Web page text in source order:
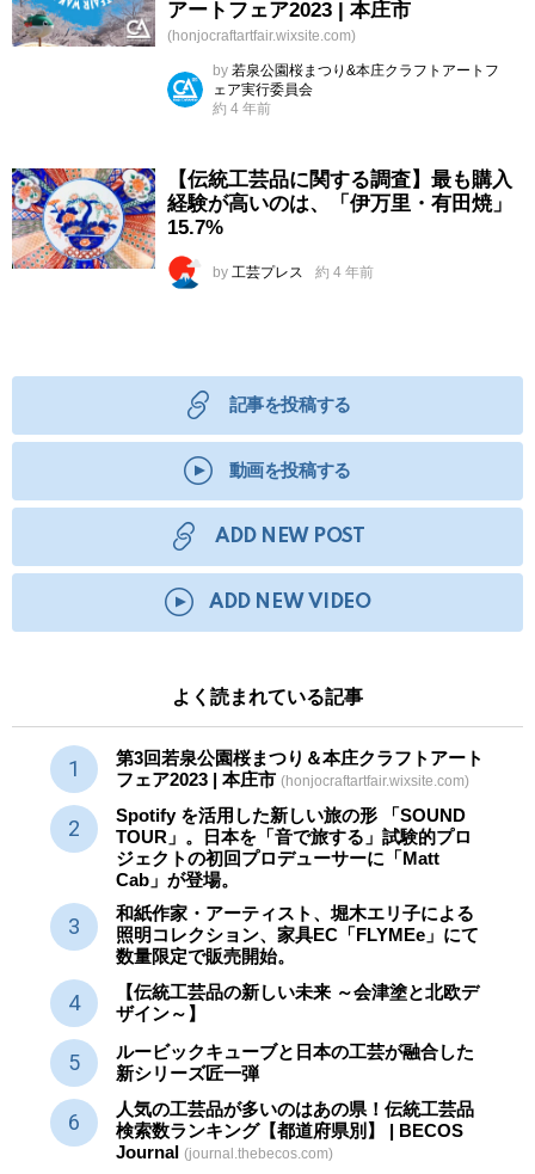
アートフェア2023 | 本庄市
(honjocraftartfair.wixsite.com)
by 若泉公園桜まつり&本庄クラフトアートフ
ェア実行委員会
約 4 年前
【伝統工芸品に関する調査】最も購入
経験が高いのは、「伊万里・有田焼」
15.7%
by 工芸プレス 約 4 年前
記事を投稿する
動画を投稿する
ADD NEW POST
ADD NEW VIDEO
よく読まれている記事
第3回若泉公園桜まつり＆本庄クラフトアート
フェア2023 | 本庄市 (honjocraftartfair.wixsite.com)
Spotify を活用した新しい旅の形 「SOUND
TOUR」。日本を「音で旅する」試験的プロ
ジェクトの初回プロデューサーに「Matt
Cab」が登場。
和紙作家・アーティスト、堀木エリ子による
照明コレクション、家具EC「FLYMEe」にて
数量限定で販売開始。
【伝統工芸品の新しい未来 ～会津塗と北欧デ
ザイン～】
ルービックキューブと日本の工芸が融合した
新シリーズ匠一弾
人気の工芸品が多いのはあの県！伝統工芸品
検索数ランキング【都道府県別】 | BECOS
Journal (journal.thebecos.com)